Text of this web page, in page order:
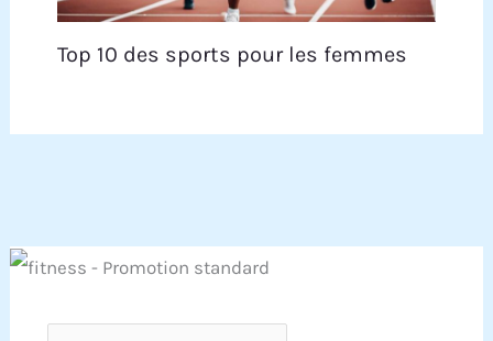
Top 10 des sports pour les femmes